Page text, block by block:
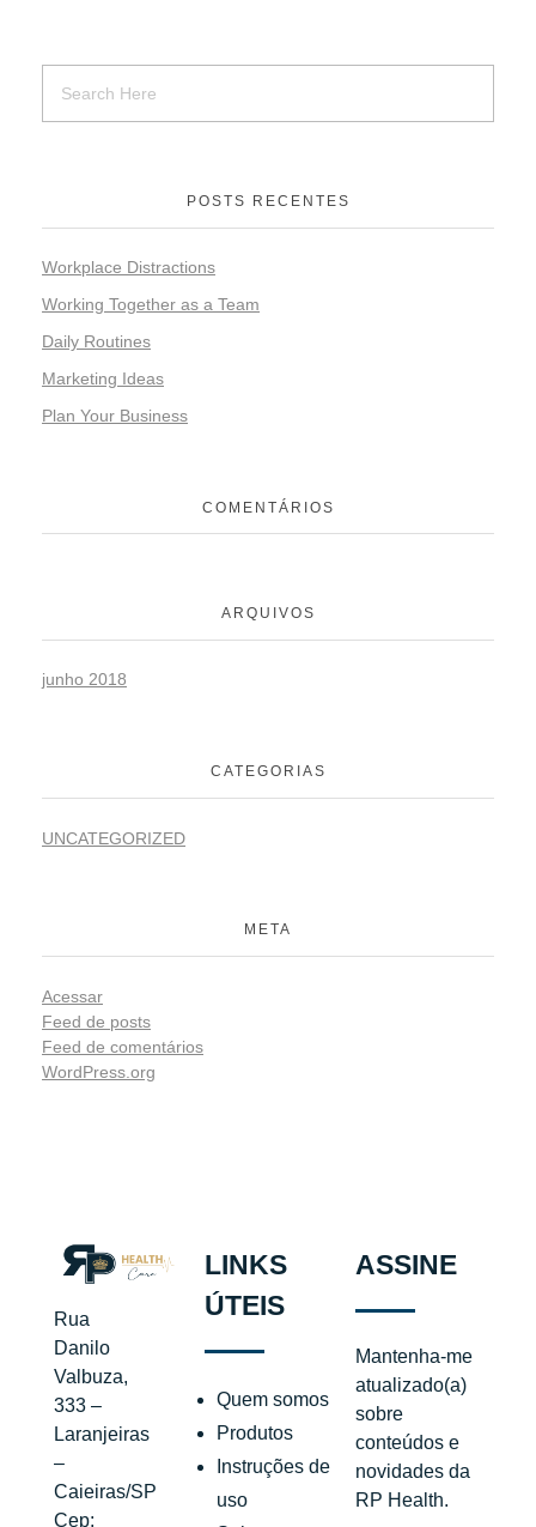
POSTS RECENTES
Workplace Distractions
Working Together as a Team
Daily Routines
Marketing Ideas
Plan Your Business
COMENTÁRIOS
ARQUIVOS
junho 2018
CATEGORIAS
UNCATEGORIZED
META
Acessar
Feed de posts
Feed de comentários
WordPress.org
Rua
Danilo
Valbuza,
333 –
Laranjeiras
–
Caieiras/SP
Cep:
LINKS
ÚTEIS
Quem somos
Produtos
Instruções de
uso
ASSINE
Mantenha-me
atualizado(a)
sobre
conteúdos e
novidades da
RP Health.